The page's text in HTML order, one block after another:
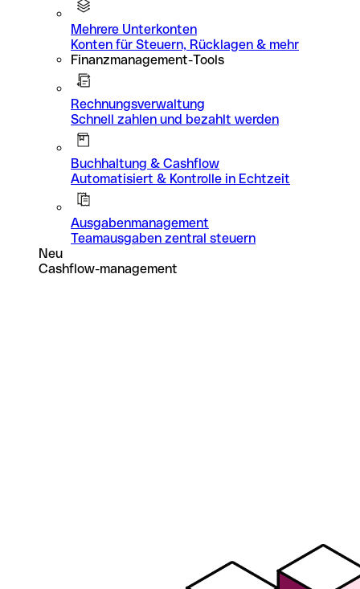
Mehrere Unterkonten
Konten für Steuern, Rücklagen & mehr
Finanzmanagement-Tools
Rechnungsverwaltung
Schnell zahlen und bezahlt werden
Buchhaltung & Cashflow
Automatisiert & Kontrolle in Echtzeit
Ausgabenmanagement
Teamausgaben zentral steuern
Neu
Cashflow-management